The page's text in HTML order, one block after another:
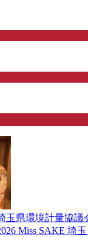
玉県環境計量協議
Miss SAKE 埼